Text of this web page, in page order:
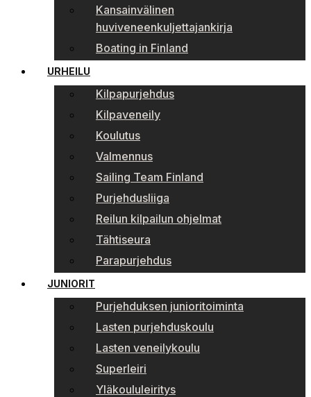
Kansainvälinen
huviveneenkuljettajankirja
Boating in Finland
URHEILU
Kilpapurjehdus
Kilpaveneily
Koulutus
Valmennus
Sailing Team Finland
Purjehdusliiga
Reilun kilpailun ohjelmat
Tähtiseura
Parapurjehdus
JUNIORIT
Purjehduksen junioritoiminta
Lasten purjehduskoulu
Lasten veneilykoulu
Superleiri
Yläkoululeiritys